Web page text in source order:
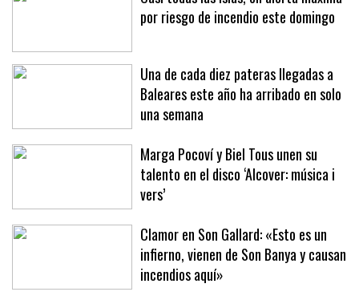
Casi todas las Islas, en alerta máxima
Una de cada diez pateras llegadas a
Baleares este año ha arribado en solo
una semana
Marga Pocoví y Biel Tous unen su
talento en el disco ‘Alcover: música i
vers’
Clamor en Son Gallard: «Esto es un
infierno, vienen de Son Banya y causan